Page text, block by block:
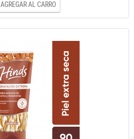
AGREGAR AL CARRO